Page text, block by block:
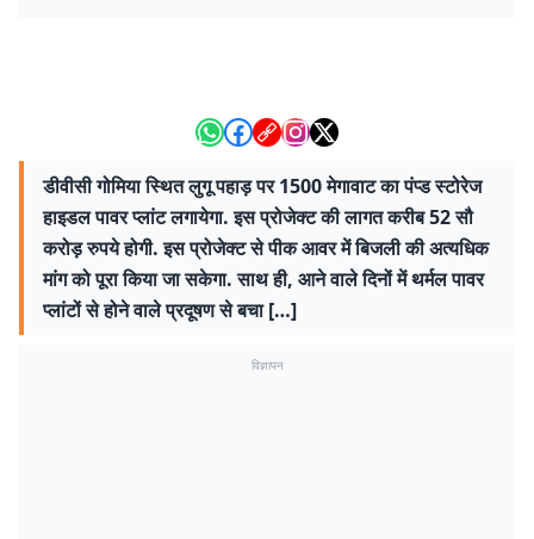
डीवीसी गोमिया स्थित लुगू पहाड़ पर 1500 मेगावाट का पंप्ड स्टोरेज
हाइडल पावर प्लांट लगायेगा. इस प्रोजेक्ट की लागत करीब 52 सौ
करोड़ रुपये होगी. इस प्रोजेक्ट से पीक आवर में बिजली की अत्यधिक
मांग को पूरा किया जा सकेगा. साथ ही, आने वाले दिनों में थर्मल पावर
प्लांटों से होने वाले प्रदूषण से बचा […]
विज्ञापन